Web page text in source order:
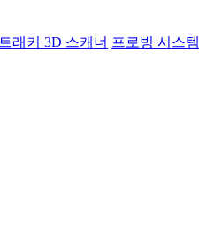
트래커 3D 스캐너 프로빙 시스템